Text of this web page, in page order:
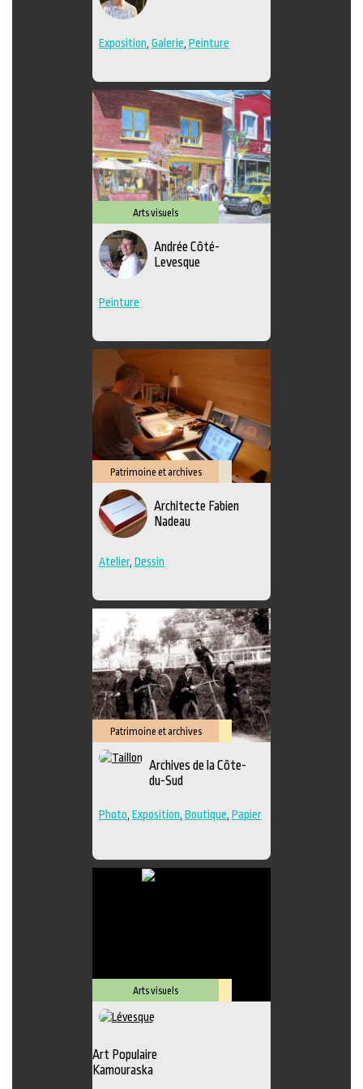
Exposition Galerie Peinture
Arts visuels
Andrée Côté-
Levesque
Peinture
Patrimoine et archives
Architecte Fabien
Nadeau
Atelier, Dessin
Patrimoine et archives
Lieu
Archives de la Côte-
du-Sud
Photo Exposition Boutique Papier
Arts visuels
Art Populaire
Kamouraska